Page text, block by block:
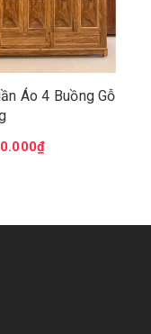
Áo 4 Buồng Gỗ